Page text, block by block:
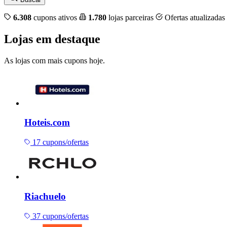
6.308 cupons ativos 1.780 lojas parceiras Ofertas atualizadas
Lojas em destaque
As lojas com mais cupons hoje.
Hoteis.com
17 cupons/ofertas
Riachuelo
37 cupons/ofertas